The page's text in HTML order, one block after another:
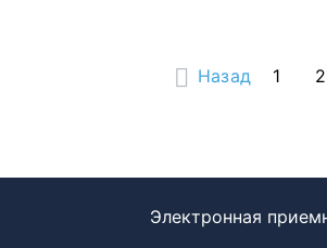
Назад 1 2
Электронная